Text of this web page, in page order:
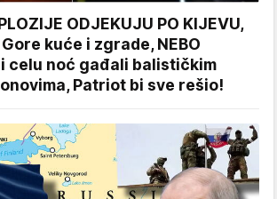
ODJEKUJU PO KIJEVU,
kuće i zgrade, NEBO
celu noć gađali balističkim
Patriot bi sve rešio!